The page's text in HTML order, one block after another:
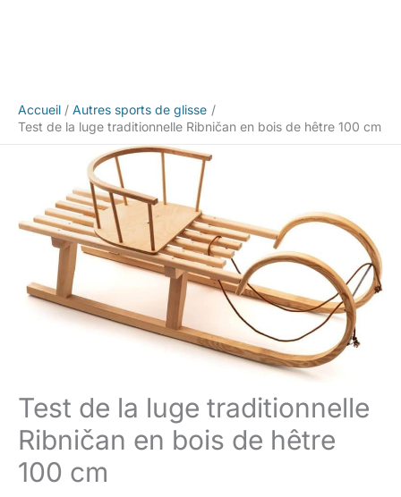
Accueil
Autres sports de glisse
Test de la luge traditionnelle Ribničan en bois de hêtre 100 cm
Test de la luge traditionnelle
Ribničan en bois de hêtre
100 cm